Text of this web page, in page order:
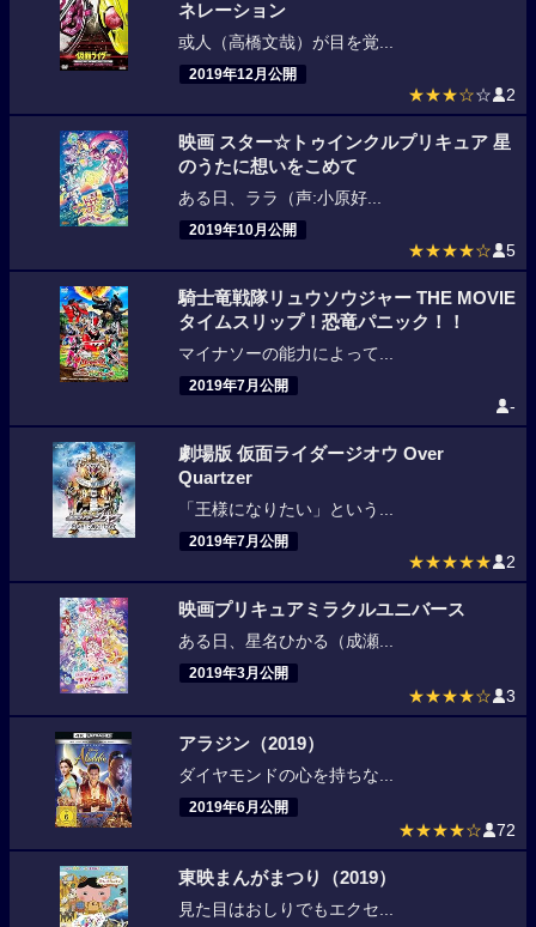
ネレーション
或人（高橋文哉）が目を覚...
2019年12月公開
★★★☆☆ 2
映画 スター☆トゥインクルプリキュア 星
のうたに想いをこめて
ある日、ララ（声:小原好...
2019年10月公開
★★★★☆ 5
騎士竜戦隊リュウソウジャー THE MOVIE
タイムスリップ！恐竜パニック！！
マイナソーの能力によって...
2019年7月公開
-
劇場版 仮面ライダージオウ Over
Quartzer
「王様になりたい」という...
2019年7月公開
★★★★★ 2
映画プリキュアミラクルユニバース
ある日、星名ひかる（成瀬...
2019年3月公開
★★★★☆ 3
アラジン（2019）
ダイヤモンドの心を持ちな...
2019年6月公開
★★★★☆ 72
東映まんがまつり（2019）
見た目はおしりでもエクセ...